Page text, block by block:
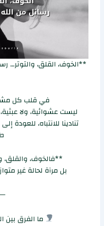
**الخوف، القلق، والتوتر…
في قلب كل
ليست عشوائية، ولا
تنادينا للانتباه، للعودة
**فالخوف، والقلق،
بل مرآة لحالة غير
ما الفرق بين